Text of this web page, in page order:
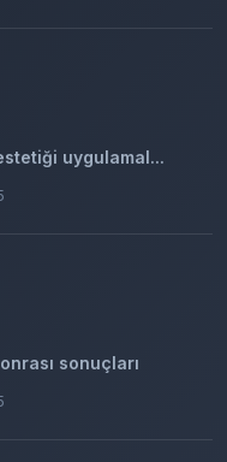
uygulamal...
sonuçları